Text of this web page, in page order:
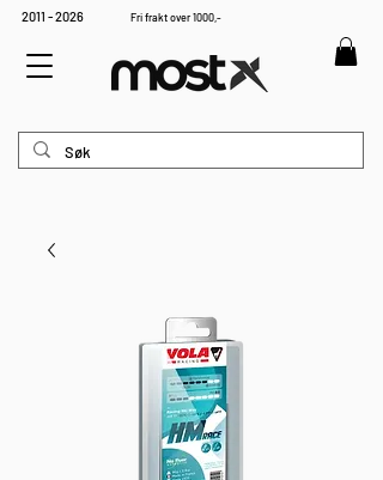
2011 - 2026 Fri frakt over 1000,-